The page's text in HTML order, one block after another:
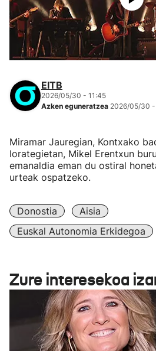
EITB
2026/05/30 - 11:45
Azken eguneratzea 2026/05/30 -
Miramar Jauregian, Kontxako
lorategietan, Mikel Erentxun
emanaldia eman du ostiral
urteak ospatzeko.
Donostia
Aisia
Euskal Autonomia Erkidegoa
Zure interesekoa